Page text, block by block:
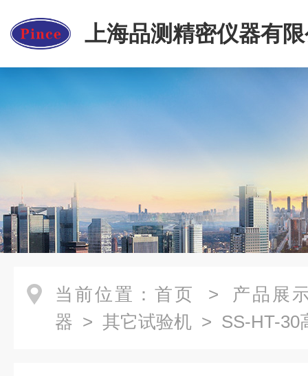
上海品测精密仪器有
当前位置： 首页 > 产品展
器 > 其它试验机 > SS-HT-30